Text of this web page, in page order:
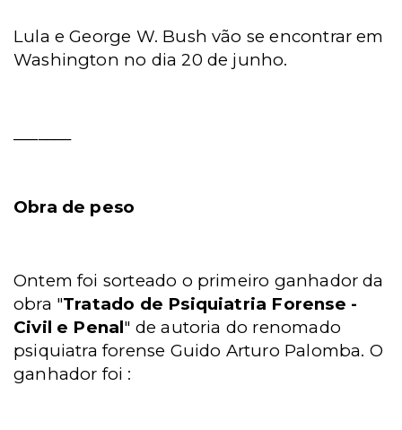
Lula e George W. Bush vão se encontrar em
Washington no dia 20 de junho.
Obra de peso
Ontem foi sorteado o primeiro ganhador da
obra "Tratado de Psiquiatria Forense -
Civil e Penal" de autoria do renomado
psiquiatra forense Guido Arturo Palomba. O
ganhador foi :